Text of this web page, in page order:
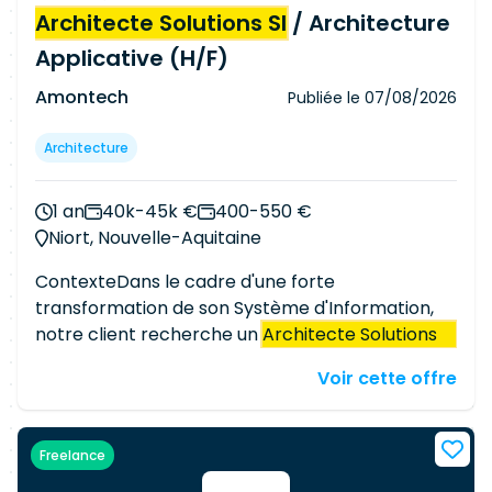
constitution du SI.
Architecte Solutions SI / Architecture
Applicative (H/F)
Amontech Publiée le 07/08/2026
Architecture
1 an 40k-45k €
400-550 €
Niort, Nouvelle-Aquitaine
ContexteDans le cadre d'une forte
transformation de son Système d'Information,
notre client recherche unArchitecte Solutions SI
architectes du département CRM & Flux. Vous
liés aux solutions CRM, aux échanges de
documents et à l'intégration de nouveaux
Voir cette offre
Freelance